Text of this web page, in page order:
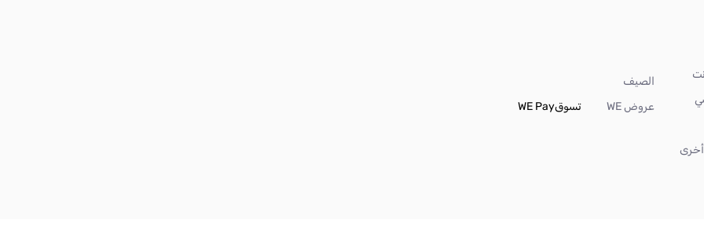
الصيف
عروض WE
تسوقWE Pay